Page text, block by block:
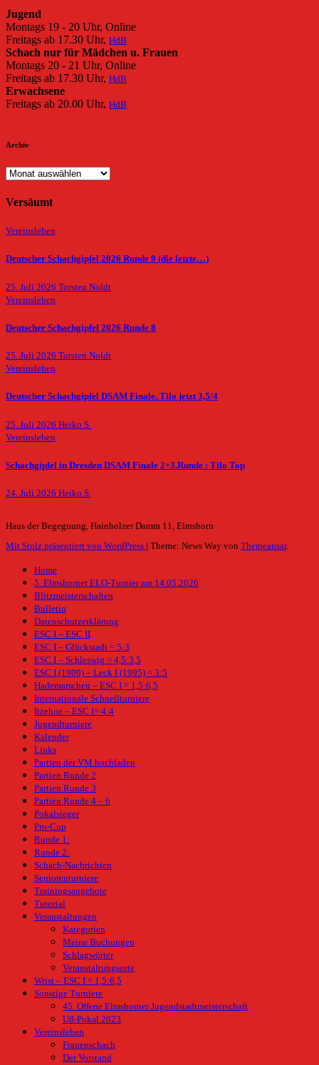
Jugend
Montags 19 - 20 Uhr, Online
Freitags ab 17.30 Uhr, HdB
Schach nur für Mädchen u. Frauen
Montags 20 - 21 Uhr, Online
Freitags ab 17.30 Uhr, HdB
Erwachsene
Freitags ab 20.00 Uhr, HdB
Archiv
Archiv
Versäumt
Vereinsleben
Deutscher Schachgipfel 2026 Runde 9 (die letzte…)
25. Juli 2026 Torsten Noldt
Vereinsleben
Deutscher Schachgipfel 2026 Runde 8
25. Juli 2026 Torsten Noldt
Vereinsleben
Deutscher Schachgipfel DSAM Finale. Tilo jetzt 3,5/4
25. Juli 2026 Heiko S.
Vereinsleben
Schachgipfel in Dresden DSAM Finale 2+3.Runde : Tilo Top
24. Juli 2026 Heiko S.
Haus der Begegnung, Hainholzer Damm 11, Elmshorn
Mit Stolz präsentiert von WordPress | Theme: News Way von Themeansar.
Home
5. Elmshorner ELO-Turnier am 14.05.2026
Blitzmeisterschaften
Bulletin
Datenschutzerklärung
ESC I – ESC II
ESC I – Glückstadt = 5:3
ESC I – Schleswig = 4,5:3,5
ESC I (1909) – Leck I (1995) = 3:5
Hademarschen – ESC I = 1,5:6,5
Internationale Schnellturniere
Itzehoe – ESC I= 4:4
Jugendturniere
Kalender
Links
Partien der VM hochladen
Partien Runde 2
Partien Runde 3
Partien Runde 4 – 6
Pokalsieger
Pro-Cup
Runde 1:
Runde 2:
Schach-Nachrichten
Seniorenturniere
Trainingsangebote
Tutorial
Veranstaltungen
Kategorien
Meine Buchungen
Schlagwörter
Veranstaltungsorte
Wrist – ESC I = 1,5:6,5
Sonstige Turniere
45. Offene Elmshorner Jugendstadtmeisterschaft
U8-Pokal 2023
Vereinsleben
Frauenschach
Der Vorstand